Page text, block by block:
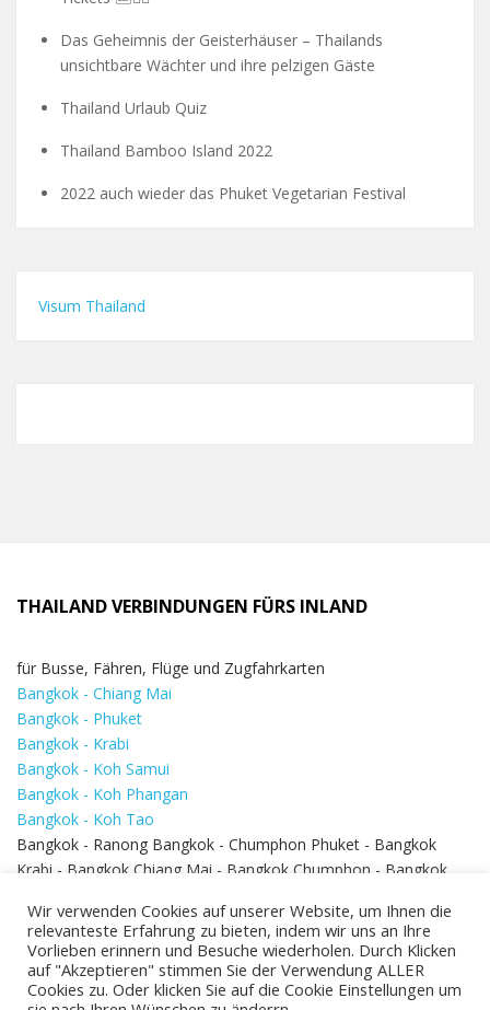
Das Geheimnis der Geisterhäuser – Thailands
unsichtbare Wächter und ihre pelzigen Gäste
Thailand Urlaub Quiz
Thailand Bamboo Island 2022
2022 auch wieder das Phuket Vegetarian Festival
Visum Thailand
THAILAND VERBINDUNGEN FÜRS INLAND
für Busse, Fähren, Flüge und Zugfahrkarten
Bangkok - Chiang Mai
Bangkok - Phuket
Bangkok - Krabi
Bangkok - Koh Samui
Bangkok - Koh Phangan
Bangkok - Koh Tao
Bangkok - Ranong Bangkok - Chumphon Phuket - Bangkok
Krabi - Bangkok Chiang Mai - Bangkok Chumphon - Bangkok
Bangkok - Hua Hin
Wir verwenden Cookies auf unserer Website, um Ihnen die
relevanteste Erfahrung zu bieten, indem wir uns an Ihre
Vorlieben erinnern und Besuche wiederholen. Durch Klicken
auf "Akzeptieren" stimmen Sie der Verwendung ALLER
Cookies zu. Oder klicken Sie auf die Cookie Einstellungen um